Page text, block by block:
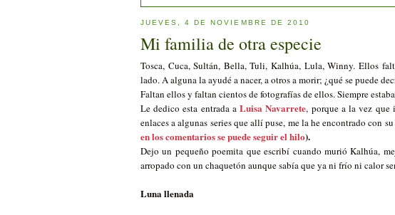
JUEVES, 4 DE NOVIEMBRE DE 2010
Mi familia de otra especie
Tosca, Cuca, Sultán, Bella, Tuli, Kalhúa, Lula, Winny. Ellos
lado. A alguna la ayudé a nacer, a otros a morir; ¿qué se puede
Faltan ellos y faltan cientos de fotografías de ellos. Siempre
Le dedico esta entrada aLuisa Navarrete, porque a la vez que
enlaces a algunas series que allí puse, me la he encontrado con
en los comentarios se puede seguir el hilo).
Dejo un pequeño poemita que escribí cuando murió Kalhúa,
arropado con un chaquetón aunque sabía que ya ni frío ni calor
Luna llenada